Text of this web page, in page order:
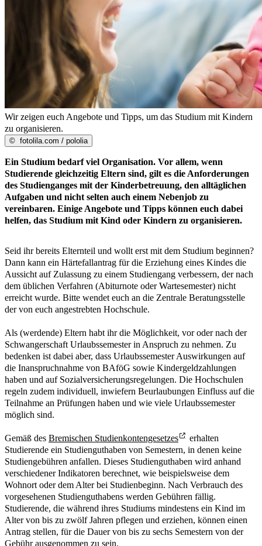
Wir zeigen euch Angebote und Tipps, um das Studium mit Kindern
zu organisieren.
© fotolila.com / pololia
Ein Studium bedarf viel Organisation. Vor allem, wenn
Studierende gleichzeitig Eltern sind, gilt es die Anforderungen
des Studienganges mit der Kinderbetreuung, den alltäglichen
Aufgaben und nicht selten auch einem Nebenjob zu
vereinbaren. Einige Angebote und Tipps können euch dabei
helfen, das Studium mit Kind oder Kindern zu organisieren.
Seid ihr bereits Elternteil und wollt erst mit dem Studium beginnen?
Dann kann ein Härtefallantrag für die Erziehung eines Kindes die
Aussicht auf Zulassung zu einem Studiengang verbessern, der nach
dem üblichen Verfahren (Abiturnote oder Wartesemester) nicht
erreicht wurde. Bitte wendet euch an die Zentrale Beratungsstelle
der von euch angestrebten Hochschule.
Als (werdende) Eltern habt ihr die Möglichkeit, vor oder nach der
Schwangerschaft Urlaubssemester in Anspruch zu nehmen. Zu
bedenken ist dabei aber, dass Urlaubssemester Auswirkungen auf
die Inanspruchnahme von BAföG sowie Kindergeldzahlungen
haben und auf Sozialversicherungsregelungen. Die Hochschulen
regeln zudem individuell, inwiefern Beurlaubungen Einfluss auf die
Teilnahme an Prüfungen haben und wie viele Urlaubssemester
möglich sind.
Gemäß des Bremischen Studienkontengesetzes
erhalten
Studierende ein Studienguthaben von Semestern, in denen keine
Studiengebühren anfallen. Dieses Studienguthaben wird anhand
verschiedener Indikatoren berechnet, wie beispielsweise dem
Wohnort oder dem Alter bei Studienbeginn. Nach Verbrauch des
vorgesehenen Studienguthabens werden Gebühren fällig.
Studierende, die während ihres Studiums mindestens ein Kind im
Alter von bis zu zwölf Jahren pflegen und erziehen, können einen
Antrag stellen, für die Dauer von bis zu sechs Semestern von der
Gebühr ausgenommen zu sein.